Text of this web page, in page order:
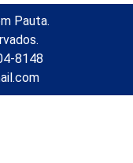
Pauta.
8148